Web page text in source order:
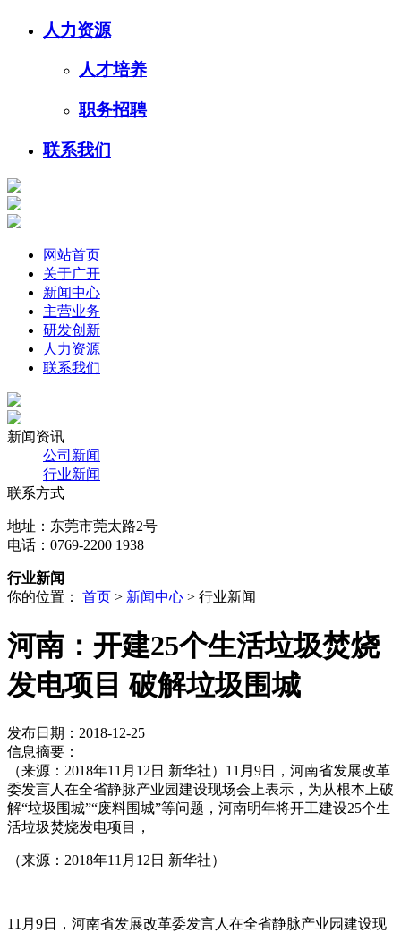
人力资源
人才培养
职务招聘
联系我们
网站首页
关于广开
新闻中心
主营业务
研发创新
人力资源
联系我们
新闻资讯
公司新闻
行业新闻
联系方式
地址：东莞市莞太路2号
电话：0769-2200 1938
行业新闻
你的位置： 首页 > 新闻中心 > 行业新闻
河南：开建25个生活垃圾焚烧
发电项目 破解垃圾围城
发布日期：2018-12-25
信息摘要：
（来源：2018年11月12日 新华社）11月9日，河南省发展改革
委发言人在全省静脉产业园建设现场会上表示，为从根本上破
解“垃圾围城”“废料围城”等问题，河南明年将开工建设25个生
活垃圾焚烧发电项目，
（来源：2018年11月12日 新华社）
11月9日，河南省发展改革委发言人在全省静脉产业园建设现